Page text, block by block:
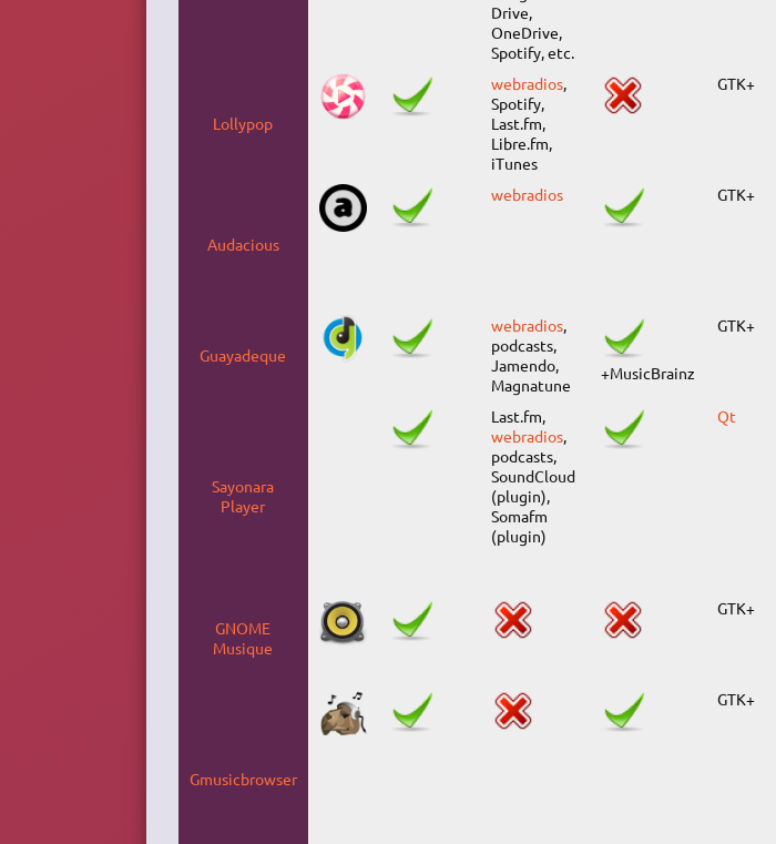
Drive,
OneDrive,
Spotify, etc.
Lollypop
webradios,
Spotify,
Last.fm,
Libre.fm,
iTunes
GTK+
Audacious
webradios GTK+
Guayadeque
webradios,
podcasts,
Jamendo,
Magnatune
+MusicBrainz
GTK+
Sayonara
Player
Last.fm,
webradios,
podcasts,
SoundCloud
(plugin),
Somafm
(plugin)
Qt
GNOME
Musique
GTK+
Gmusicbrowser
GTK+